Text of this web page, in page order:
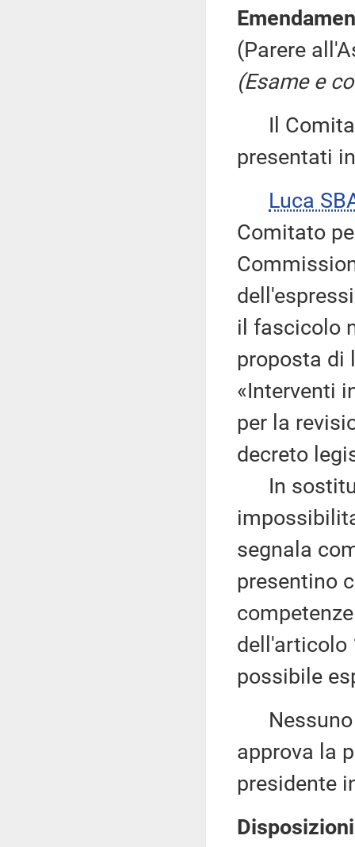
(Parere
(Esame e
Il
presentati
Luca
Comitato
il fascicolo
proposta di
«Interventi
per la
decreto
In
segnala
presentino
dell'articolo
possibile
Nessuno
approva la
presidente